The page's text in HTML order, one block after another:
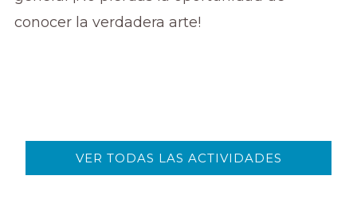
conocer la verdadera arte!
VER TODAS LAS ACTIVIDADES